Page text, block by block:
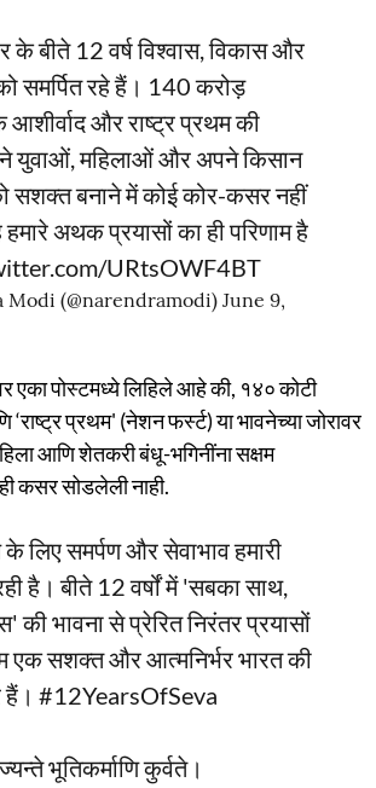
के बीते 12 वर्ष विश्वास, विकास और
समर्पित रहे हैं। 140 करोड़
आशीर्वाद और राष्ट्र प्रथम की
युवाओं, महिलाओं और अपने किसान
सशक्त बनाने में कोई कोर-कसर नहीं
अथक प्रयासों का ही परिणाम है
URtsOWF4BT
Modi (@narendramodi) June 9,
एका पोस्टमध्ये लिहिले आहे की, १४० कोटी
प्रथम' (नेशन फर्स्ट) या भावनेच्या जोरावर
आणि शेतकरी बंधू-भगिनींना सक्षम
कसर सोडलेली नाही.
के लिए समर्पण और सेवाभाव हमारी
है। बीते 12 वर्षों में 'सबका साथ,
की भावना से प्रेरित निरंतर प्रयासों
एक सशक्त और आत्मनिर्भर भारत की
#12YearsOfSeva
भूतिकर्माणि कुर्वते।